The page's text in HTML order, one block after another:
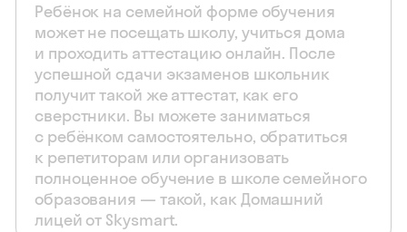
Ребёнок на семейной форме обучения
может не посещать школу, учиться дома
и проходить аттестацию онлайн. После
успешной сдачи экзаменов школьник
получит такой же аттестат, как его
сверстники. Вы можете заниматься
с ребёнком самостоятельно, обратиться
к репетиторам или организовать
полноценное обучение в школе семейного
образования — такой, как Домашний
лицей от Skysmart.